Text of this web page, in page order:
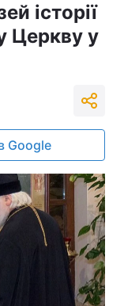
історії
Церкву у
Google